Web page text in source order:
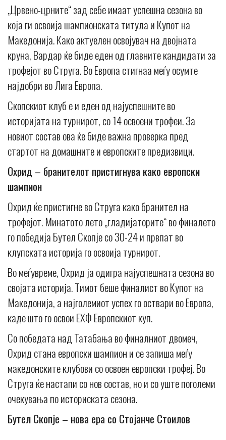
„Црвено-црните“ зад себе имаат успешна сезона во
која ги освоија шампионската титула и Купот на
Македонија. Како актуелен освојувач на двојната
круна, Вардар ќе биде еден од главните кандидати за
трофејот во Струга. Во Европа стигнаа меѓу осумте
најдобри во Лига Европа.
Скопскиот клуб е и еден од најуспешните во
историјата на турнирот, со 14 освоени трофеи. За
новиот состав ова ќе биде важна проверка пред
стартот на домашните и европските предизвици.
Охрид – бранителот пристигнува како европски
шампион
Oхрид ќе пристигне во Струга како бранител на
трофејот. Минатото лето „гладијаторите“ во финалето
го победија Бутел Скопје со 30-24 и првпат во
клупската историја го освоија турнирот.
Во меѓувреме, Охрид ја одигра најуспешната сезона во
својата историја. Тимот беше финалист во Купот на
Македонија, а најголемиот успех го оствари во Европа,
каде што го освои ЕХФ Европскиот куп.
Со победата над Татабања во финалниот двомеч,
Охрид стана европски шампион и се запиша меѓу
македонските клубови со освоен европски трофеј. Во
Струга ќе настапи со нов состав, но и со уште поголеми
очекувања по историската сезона.
Бутел Скопје – нова ера со Стојанче Стоилов